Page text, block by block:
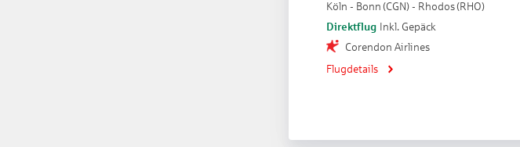
Köln - Bonn (CGN) - Rhodos(RHO)
Direktflug Inkl. Gepäck
Corendon Airlines
Flugdetails